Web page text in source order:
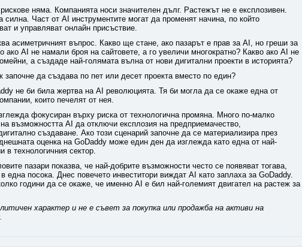
няма. Компанията носи значителен дълг. Растежът не е експлозивен.
силна. Част от AI инструментите могат да променят начина, по който
и управляват онлайн присъствие.
асиметричният въпрос. Какво ще стане, ако пазарът е прав за AI, но греши за
ако AI не намали броя на сайтовете, а го увеличи многократно? Какво ако AI не
а създаде най-голямата вълна от нови дигитални проекти в историята?
започне да създава по пет или десет проекта вместо по един?
не би била жертва на AI революцията. Тя би могла да се окаже една от
които печелят от нея.
фокусиран върху риска от технологична промяна. Много по-малко
възможността AI да отключи експлозия на предприемачество,
създаване. Ако този сценарий започне да се материализира през
оценка на GoDaddy може един ден да изглежда като една от най-
в технологичния сектор.
пазари показва, че най-добрите възможности често се появяват тогава,
в една посока. Днес повечето инвеститори виждат AI като заплаха за GoDaddy.
години да се окаже, че именно AI е бил най-големият двигател на растеж за
характер и не е съвет за покупка или продажба на активи на